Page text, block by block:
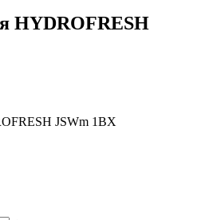
HYDROFRESH
JSWm 1BX